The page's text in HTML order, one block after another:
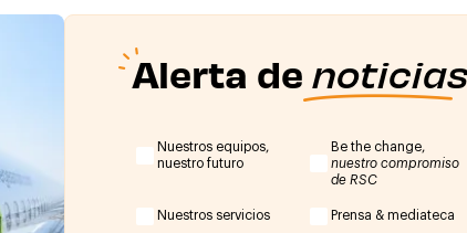
Alerta denoticias
Nuestros equipos,
nuestro futuro
Be the change,
nuestro compromiso
de RSC
Nuestros servicios Prensa & mediateca